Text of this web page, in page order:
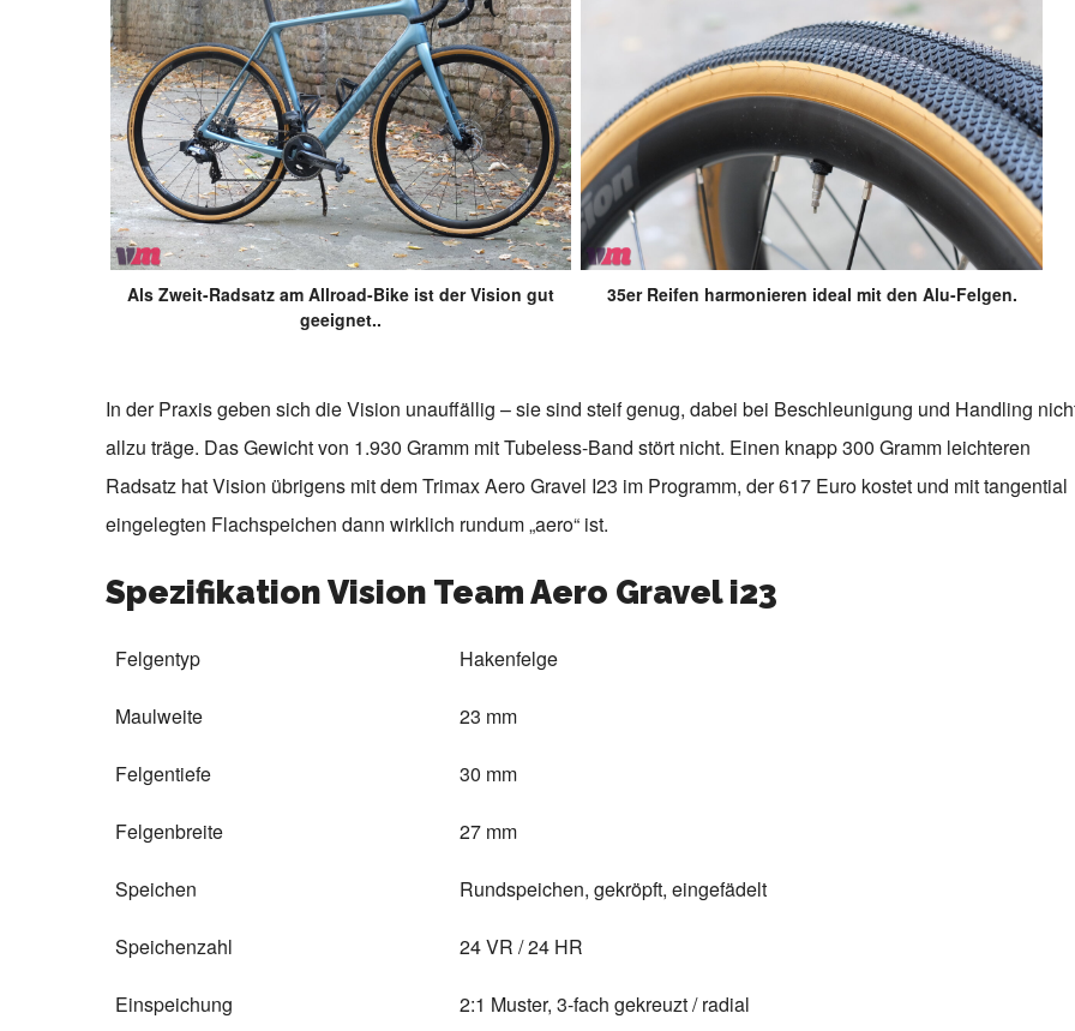
Als Zweit-Radsatz am Allroad-Bike ist der Vision gut
geeignet..
35er Reifen harmonieren ideal mit den Alu-Felgen.
In der Praxis geben sich die Vision unauffällig – sie sind steif genug, dabei bei Beschleunigung und Handling
allzu träge. Das Gewicht von 1.930 Gramm mit Tubeless-Band stört nicht. Einen knapp 300 Gramm leichteren
Radsatz hat Vision übrigens mit dem Trimax Aero Gravel I23 im Programm, der 617 Euro kostet und mit tangential
eingelegten Flachspeichen dann wirklich rundum „aero“ ist.
Spezifikation Vision Team Aero Gravel i23
Felgentyp Hakenfelge
Maulweite 23 mm
Felgentiefe 30 mm
Felgenbreite 27 mm
Speichen Rundspeichen, gekröpft, eingefädelt
Speichenzahl 24 VR / 24 HR
Einspeichung 2:1 Muster, 3-fach gekreuzt / radial